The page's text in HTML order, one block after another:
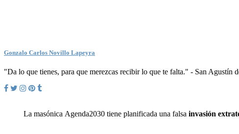
Gonzalo Carlos Novillo Lapeyra
"Da lo que tienes, para que merezcas recibir lo que te falta." - San Agustín
La masónica Agenda2030 tiene planificada una falsa invasión